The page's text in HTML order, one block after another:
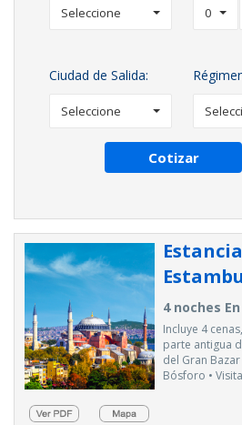
Seleccione 0
Ciudad de Salida:
Seleccione
Cotizar
4 noches
Incluye 4
parte antigua
del Gran
Bósforo •